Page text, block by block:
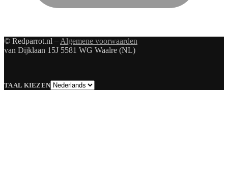
© Redparrot.nl – Algemene voorwaarden
van Dijklaan 15J 5581 WG Waalre (NL)
TAAL KIEZENTaal